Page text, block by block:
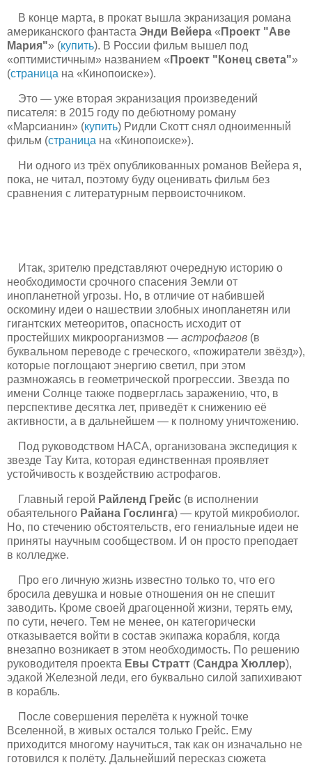
В конце марта, в прокат вышла экранизация романа
американского фантаста Энди Вейера « Проект "Аве
Мария"» (купить). В России фильм вышел под
«оптимистичным» названием « Проект "Конец света"»
(страница на «Кинопоиске»).
Это — уже вторая экранизация произведений
писателя: в 2015 году по дебютному роману
«Марсианин» (купить) Ридли Скотт снял одноименный
фильм (страница на «Кинопоиске»).
Ни одного из трёх опубликованных романов Вейера я,
пока, не читал, поэтому буду оценивать фильм без
сравнения с литературным первоисточником.
Итак, зрителю представляют очередную историю о
необходимости срочного спасения Земли от
инопланетной угрозы. Но, в отличие от набившей
оскомину идеи о нашествии злобных инопланетян или
гигантских метеоритов, опасность исходит от
простейших микроорганизмов — астрофагов (в
буквальном переводе с греческого, «пожиратели звёзд»),
которые поглощают энергию светил, при этом
размножаясь в геометрической прогрессии. Звезда по
имени Солнце также подверглась заражению, что, в
перспективе десятка лет, приведёт к снижению её
активности, а в дальнейшем — к полному уничтожению.
Под руководством НАСА, организована экспедиция к
звезде Тау Кита, которая единственная проявляет
устойчивость к воздействию астрофагов.
Главный герой Райленд Грейс (в исполнении
обаятельного Райана Гослинга) — крутой микробиолог.
Но, по стечению обстоятельств, его гениальные идеи не
приняты научным сообществом. И он просто преподает
в колледже.
Про его личную жизнь известно только то, что его
бросила девушка и новые отношения он не спешит
заводить. Кроме своей драгоценной жизни, терять ему,
по сути, нечего. Тем не менее, он категорически
отказывается войти в состав экипажа корабля, когда
внезапно возникает в этом необходимость. По решению
руководителя проекта Евы Стратт (Сандра Хюллер),
эдакой Железной леди, его буквально силой запихивают
в корабль.
После совершения перелёта к нужной точке
Вселенной, в живых остался только Грейс. Ему
приходится многому научиться, так как он изначально не
готовился к полёту. Дальнейший пересказ сюжета